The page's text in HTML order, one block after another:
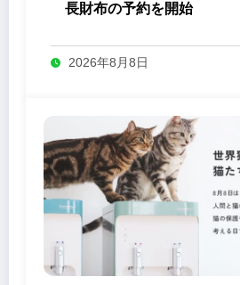
長財布の予約を開始
2026年8月8日